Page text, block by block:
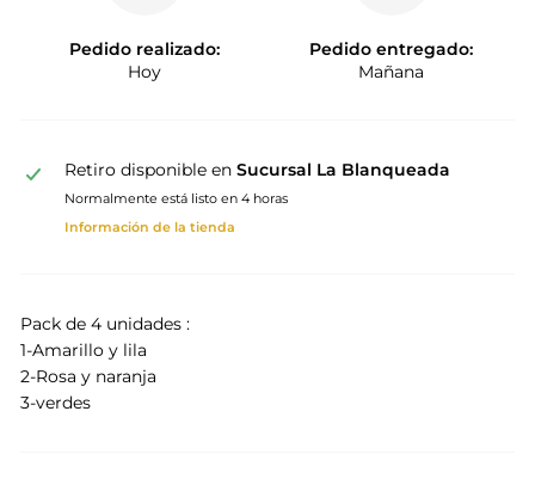
Pedido realizado:
Hoy
Pedido entregado:
Mañana
Retiro disponible en Sucursal La Blanqueada
Normalmente está listo en 4 horas
Información de la tienda
Pack de 4 unidades :
1-Amarillo y lila
2-Rosa y naranja
3-verdes